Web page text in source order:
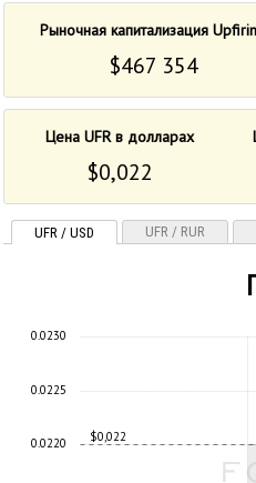
Рыночная капитализация
$467 354
Цена UFR в долларах
$0,022
UFR / USD UFR / RUR
$0,022
0.0220
0.0225
0.0230